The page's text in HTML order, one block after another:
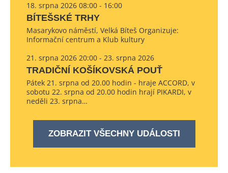
18. srpna 2026 08:00 - 16:00
BÍTEŠSKÉ TRHY
Masarykovo náměstí, Velká Bíteš Organizuje:
Informační centrum a Klub kultury
21. srpna 2026 20:00 - 23. srpna 2026
TRADIČNÍ KOŠÍKOVSKÁ POUŤ
Pátek 21. srpna od 20.00 hodin - hraje ACCORD, v
sobotu 22. srpna od 20.00 hodin hrají PIKARDI, v
neděli 23. srpna…
ZOBRAZIT VŠECHNY UDÁLOSTI